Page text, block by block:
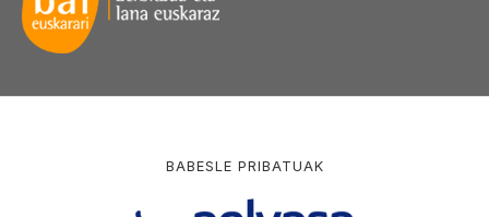
BABESLE PRIBATUAK